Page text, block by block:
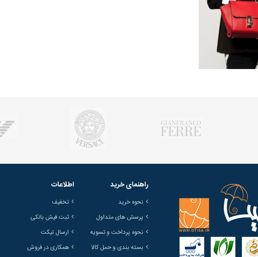
راهنمای خرید
نحوه خرید
پرسش های متداول
نحوه پرداخت و تسویه
بسته بندی و حمل کالا
اطلاعات
تخفیف
ثبت فیش بانکی
ارسال تیکت
همکاری در فروش